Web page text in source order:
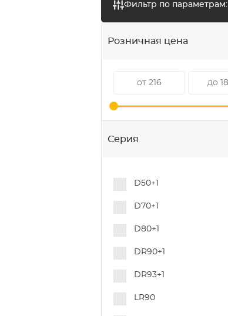
Ролики для ворот
Колеса для мусорных
Колеса для торгового
Колеса и ролики для
гидравлических тележек
Колеса для складского
лесов
Колеса для пищевого
оборудования
Фильтр по параметрам:
Розничная цена
Серия
D50+1
D70+1
D80+1
DR90+1
DR93+1
LR90